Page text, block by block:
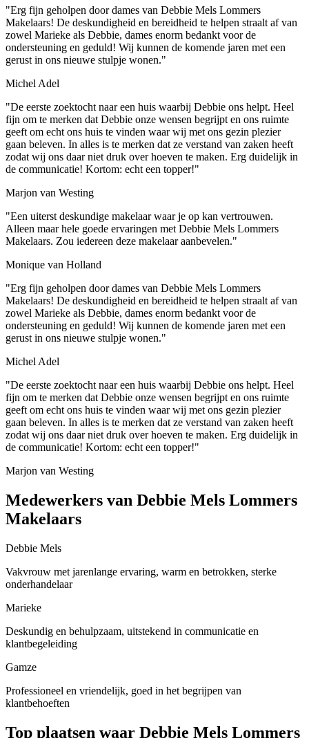
"Erg fijn geholpen door dames van Debbie Mels Lommers
Makelaars! De deskundigheid en bereidheid te helpen straalt af van
zowel Marieke als Debbie, dames enorm bedankt voor de
ondersteuning en geduld! Wij kunnen de komende jaren met een
gerust in ons nieuwe stulpje wonen."
Michel Adel
"De eerste zoektocht naar een huis waarbij Debbie ons helpt. Heel
fijn om te merken dat Debbie onze wensen begrijpt en ons ruimte
geeft om echt ons huis te vinden waar wij met ons gezin plezier
gaan beleven. In alles is te merken dat ze verstand van zaken heeft
zodat wij ons daar niet druk over hoeven te maken. Erg duidelijk in
de communicatie! Kortom: echt een topper!"
Marjon van Westing
"Een uiterst deskundige makelaar waar je op kan vertrouwen.
Alleen maar hele goede ervaringen met Debbie Mels Lommers
Makelaars. Zou iedereen deze makelaar aanbevelen."
Monique van Holland
"Erg fijn geholpen door dames van Debbie Mels Lommers
Makelaars! De deskundigheid en bereidheid te helpen straalt af van
zowel Marieke als Debbie, dames enorm bedankt voor de
ondersteuning en geduld! Wij kunnen de komende jaren met een
gerust in ons nieuwe stulpje wonen."
Michel Adel
"De eerste zoektocht naar een huis waarbij Debbie ons helpt. Heel
fijn om te merken dat Debbie onze wensen begrijpt en ons ruimte
geeft om echt ons huis te vinden waar wij met ons gezin plezier
gaan beleven. In alles is te merken dat ze verstand van zaken heeft
zodat wij ons daar niet druk over hoeven te maken. Erg duidelijk in
de communicatie! Kortom: echt een topper!"
Marjon van Westing
Medewerkers van Debbie Mels Lommers
Makelaars
Debbie Mels
Vakvrouw met jarenlange ervaring, warm en betrokken, sterke
onderhandelaar
Marieke
Deskundig en behulpzaam, uitstekend in communicatie en
klantbegeleiding
Gamze
Professioneel en vriendelijk, goed in het begrijpen van
klantbehoeften
Top plaatsen waar Debbie Mels Lommers